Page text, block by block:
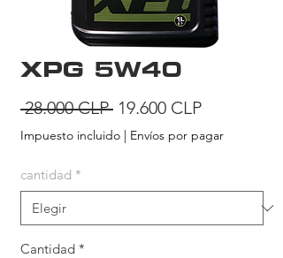
XPG 5W40
28.000 CLP Precio
19.600 CLPPrecio
de
Impuesto incluido | Envíos por pagar
cantidad *
Cantidad *